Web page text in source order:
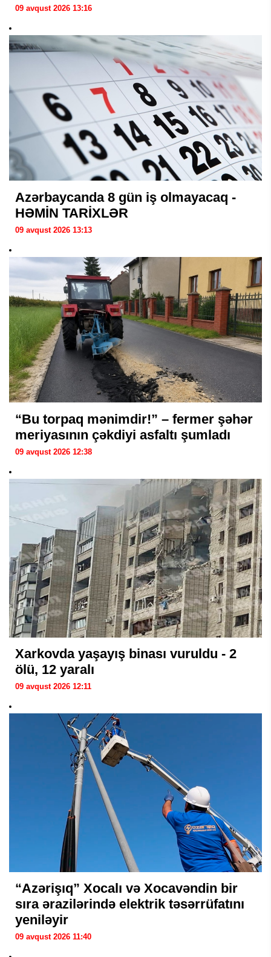
09 avqust 2026 13:16
Azərbaycanda 8 gün iş olmayacaq -
HƏMİN TARİXLƏR
09 avqust 2026 13:13
“Bu torpaq mənimdir!” – fermer şəhər
meriyasının çəkdiyi asfaltı şumladı
09 avqust 2026 12:38
Xarkovda yaşayış binası vuruldu - 2
ölü, 12 yaralı
09 avqust 2026 12:11
“Azərişıq” Xocalı və Xocavəndin bir
sıra ərazilərində elektrik təsərrüfatını
yeniləyir
09 avqust 2026 11:40